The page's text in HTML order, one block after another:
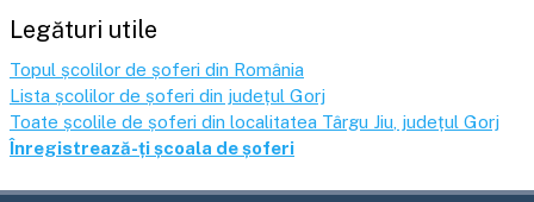
Legături utile
Topul școlilor de șoferi din România
Lista școlilor de șoferi din județul Gorj
Toate școlile de șoferi din localitatea Târgu Jiu , județul Gorj
Înregistrează-ți școala de șoferi